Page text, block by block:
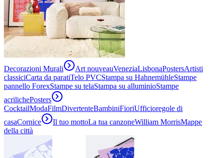
Decorazioni Murali Art nouveauVeneziaLisbonaPostersArtisti
classiciCarta da paratiTelo PVCStampa su HahnemühleStampe
pannello ForexStampe su telaStampa su alluminioStampe
acrilichePosters
CocktailModaFilmDivertenteBambiniFioriUfficioregole di
casaCornice Il tuo mottoLa tua canzoneWilliam MorrisMappe
della città